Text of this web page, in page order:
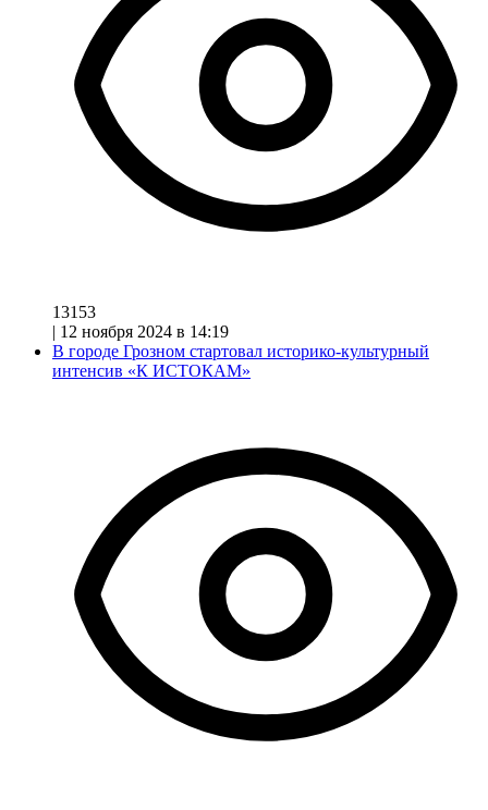
13153
| 12 ноября 2024 в 14:19
В городе Грозном стартовал историко-культурный
интенсив «К ИСТОКАМ»